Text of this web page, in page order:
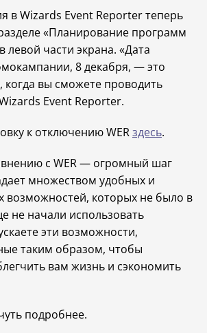
в Wizards Event Reporter теперь
«Планирование программ
левой части экрана. «Дата
8 декабря, — это
когда вы сможете проводить
Event Reporter.
к отключению WERздесь.
с WER — огромный шаг
множеством удобных и
возможностей, которых не было в
не начали использовать
эти возможности,
таким образом, чтобы
вам жизнь и сэкономить
подробнее.